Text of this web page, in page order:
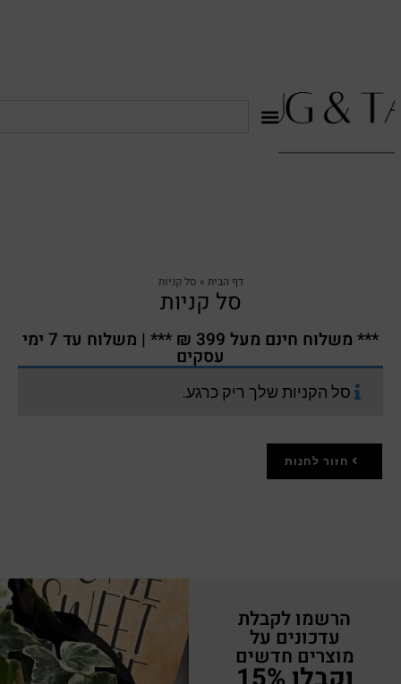
דף הבית » סל קניות
סל קניות
*** משלוח חינם מעל 399 ₪ *** | משלוח עד 7 ימי
עסקים
סל הקניות שלך ריק כרגע.
חזור לחנות
הרשמו לקבלת
עדכונים על
מוצרים חדשים